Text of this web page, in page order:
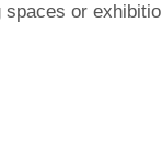
or